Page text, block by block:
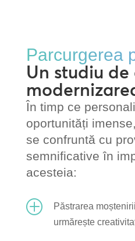
Parcurgerea
Un studiu de
În timp ce
oportunități
se confruntă cu
semnificative în
acesteia:
P
Păstrarea
urmărește